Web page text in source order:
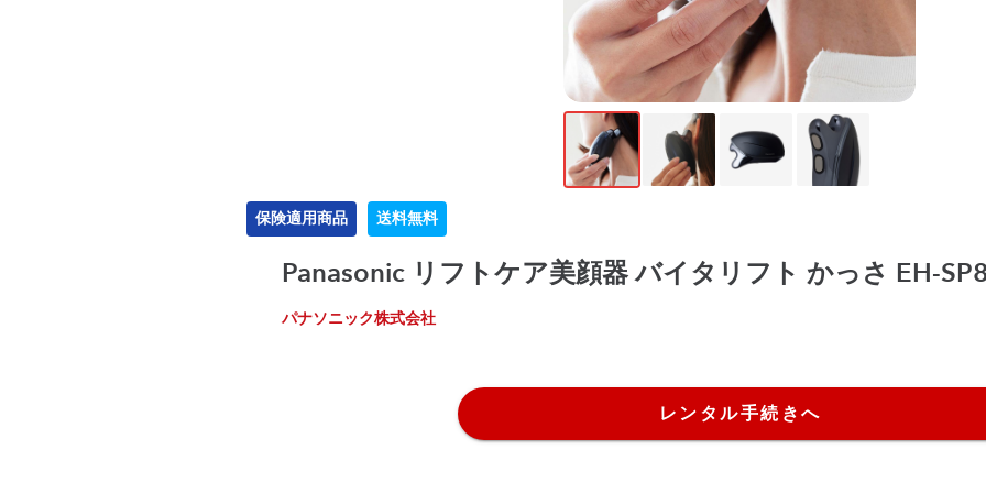
保険適用商品 送料無料
Panasonic リフトケア美顔器 バイタリフト かっさ EH-
パナソニック株式会社
レンタル手続きへ